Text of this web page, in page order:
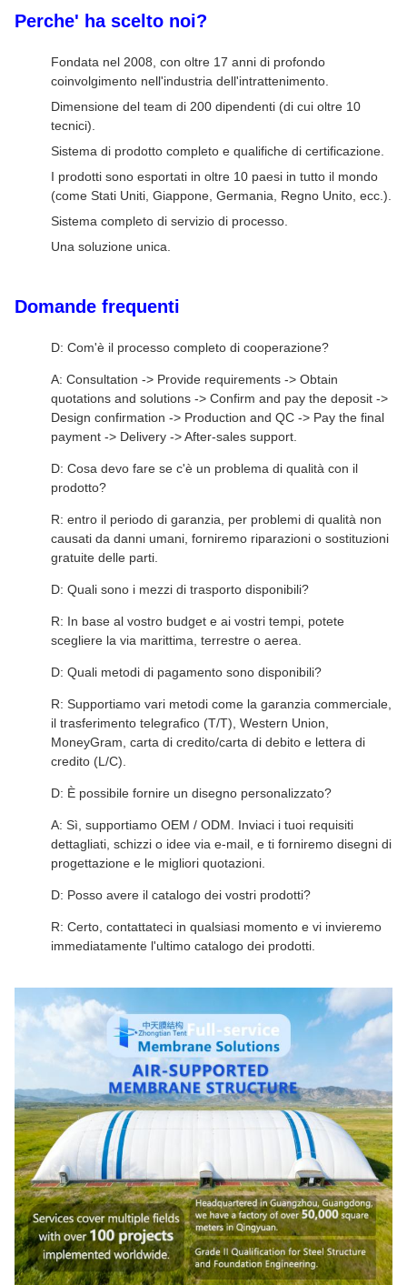
Perche' ha scelto noi?
Fondata nel 2008, con oltre 17 anni di profondo
coinvolgimento nell'industria dell'intrattenimento.
Dimensione del team di 200 dipendenti (di cui oltre 10
tecnici).
Sistema di prodotto completo e qualifiche di certificazione.
I prodotti sono esportati in oltre 10 paesi in tutto il mondo
(come Stati Uniti, Giappone, Germania, Regno Unito, ecc.).
Sistema completo di servizio di processo.
Una soluzione unica.
Domande frequenti
D: Com'è il processo completo di cooperazione?
A: Consultation -> Provide requirements -> Obtain
quotations and solutions -> Confirm and pay the deposit ->
Design confirmation -> Production and QC -> Pay the final
payment -> Delivery -> After-sales support.
D: Cosa devo fare se c'è un problema di qualità con il
prodotto?
R: entro il periodo di garanzia, per problemi di qualità non
causati da danni umani, forniremo riparazioni o sostituzioni
gratuite delle parti.
D: Quali sono i mezzi di trasporto disponibili?
R: In base al vostro budget e ai vostri tempi, potete
scegliere la via marittima, terrestre o aerea.
D: Quali metodi di pagamento sono disponibili?
R: Supportiamo vari metodi come la garanzia commerciale,
il trasferimento telegrafico (T/T), Western Union,
MoneyGram, carta di credito/carta di debito e lettera di
credito (L/C).
D: È possibile fornire un disegno personalizzato?
A: Sì, supportiamo OEM / ODM. Inviaci i tuoi requisiti
dettagliati, schizzi o idee via e-mail, e ti forniremo disegni di
progettazione e le migliori quotazioni.
D: Posso avere il catalogo dei vostri prodotti?
R: Certo, contattateci in qualsiasi momento e vi invieremo
immediatamente l'ultimo catalogo dei prodotti.